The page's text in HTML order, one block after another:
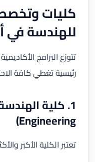
كليات
للهندسة في
تتوزع البرامج
رئيسية تغطي كافة
Engineering)
تعتبر الكلية الأكبر